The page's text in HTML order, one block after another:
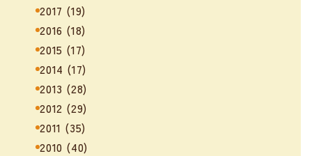
2017 (19)
2016 (18)
2015 (17)
2014 (17)
2013 (28)
2012 (29)
2011 (35)
2010 (40)